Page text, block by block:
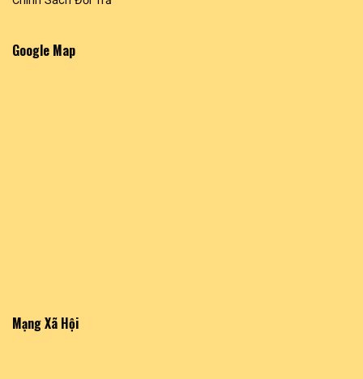
Google Map
Mạng Xã Hội